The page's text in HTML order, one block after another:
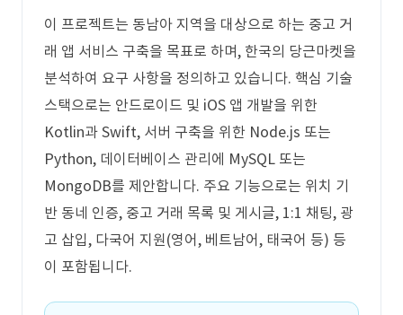
이 프로젝트는 동남아 지역을 대상으로 하는 중고 거
래 앱 서비스 구축을 목표로 하며, 한국의 당근마켓을
분석하여 요구 사항을 정의하고 있습니다. 핵심 기술
스택으로는 안드로이드 및 iOS 앱 개발을 위한
Kotlin과 Swift, 서버 구축을 위한 Node.js 또는
Python, 데이터베이스 관리에 MySQL 또는
MongoDB를 제안합니다. 주요 기능으로는 위치 기
반 동네 인증, 중고 거래 목록 및 게시글, 1:1 채팅, 광
고 삽입, 다국어 지원(영어, 베트남어, 태국어 등) 등
이 포함됩니다.